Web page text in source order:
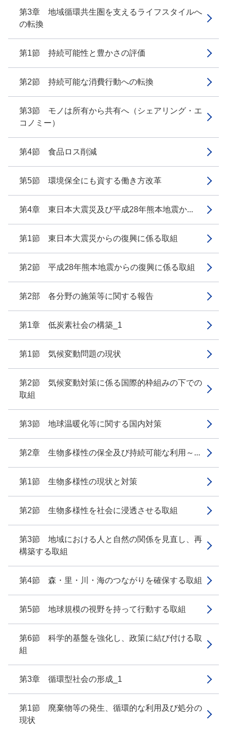
第3章 地域循環共生圏を支えるライフスタイルへ
の転換
第1節 持続可能性と豊かさの評価
第2節 持続可能な消費行動への転換
第3節 モノは所有から共有へ（シェアリング・エ
コノミー）
第4節 食品ロス削減
第5節 環境保全にも資する働き方改革
第4章 東日本大震災及び平成28年熊本地震か...
第1節 東日本大震災からの復興に係る取組
第2節 平成28年熊本地震からの復興に係る取組
第2部 各分野の施策等に関する報告
第1章 低炭素社会の構築_1
第1節 気候変動問題の現状
第2節 気候変動対策に係る国際的枠組みの下での
取組
第3節 地球温暖化等に関する国内対策
第2章 生物多様性の保全及び持続可能な利用～...
第1節 生物多様性の現状と対策
第2節 生物多様性を社会に浸透させる取組
第3節 地域における人と自然の関係を見直し、再
構築する取組
第4節 森・里・川・海のつながりを確保する取組
第5節 地球規模の視野を持って行動する取組
第6節 科学的基盤を強化し、政策に結び付ける取
組
第3章 循環型社会の形成_1
第1節 廃棄物等の発生、循環的な利用及び処分の
現状